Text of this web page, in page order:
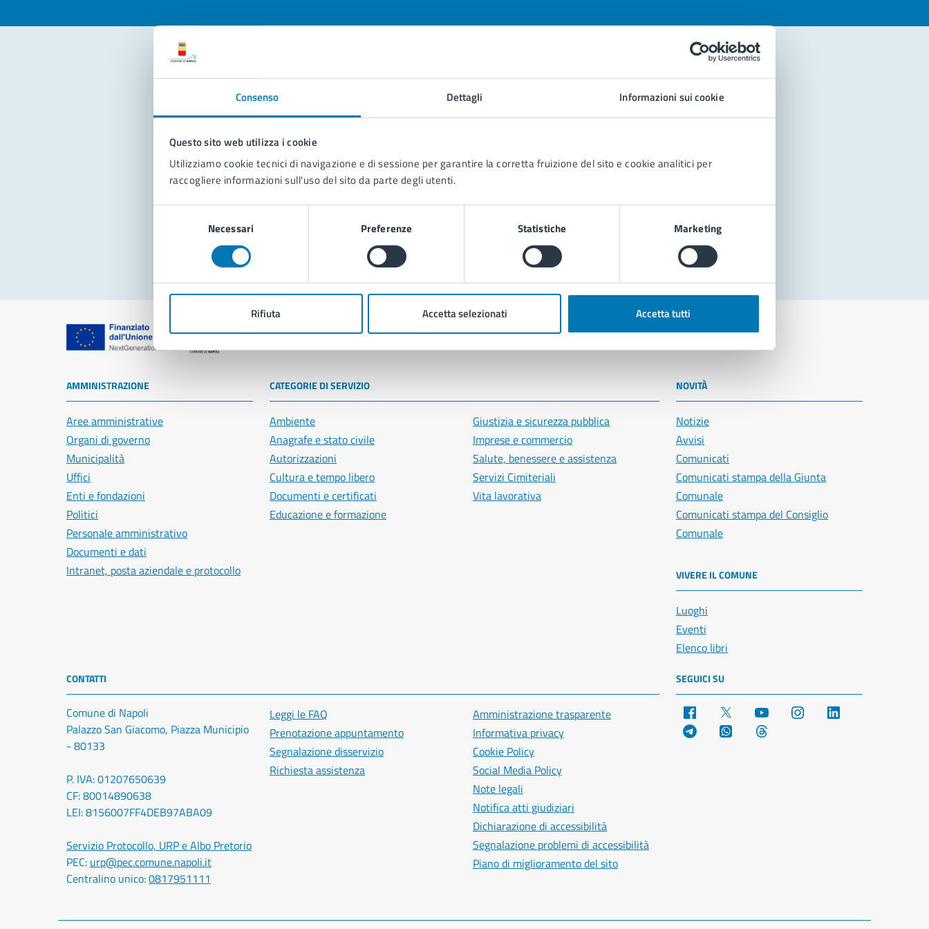
Consenso Dettagli Informazioni sui cookie
Questo sito web utilizza i cookie
Utilizziamo cookie tecnici di navigazione e di sessione per garantire la corretta fruizione del sito e cookie analitici per
raccogliere informazioni sull'uso del sito da parte degli utenti.
Necessari Preferenze Statistiche Marketing
Rifiuta Accetta selezionati Accetta tutti
Contatta il comune
Leggi le domande frequenti
Richiedi assistenza
Prenota appuntamento
Problemi in città
Comune di Napoli
AMMINISTRAZIONE
Aree amministrative
Organi di governo
Municipalità
Uffici
Enti e fondazioni
Politici
Personale amministrativo
Documenti e dati
Intranet, posta aziendale e protocollo
CATEGORIE DI SERVIZIO
Ambiente
Anagrafe e stato civile
Autorizzazioni
Cultura e tempo libero
Documenti e certificati
Educazione e formazione
Giustizia e sicurezza pubblica
Imprese e commercio
Salute, benessere e assistenza
Servizi Cimiteriali
Vita lavorativa
NOVITÀ
Notizie
Avvisi
Comunicati
Comunicati stampa della Giunta
Comunale
Comunicati stampa del Consiglio
Comunale
VIVERE IL COMUNE
Luoghi
Eventi
Elenco libri
CONTATTI
Comune di Napoli
Palazzo San Giacomo, Piazza Municipio
- 80133
P. IVA: 01207650639
CF: 80014890638
LEI: 8156007FF4DEB97ABA09
Servizio Protocollo, URP e Albo Pretorio
PEC: urp@pec.comune.napoli.it
Centralino unico:0817951111
Leggi le FAQ
Prenotazione appuntamento
Segnalazione disservizio
Richiesta assistenza
Amministrazione trasparente
Informativa privacy
Cookie Policy
Social Media Policy
Note legali
Notifica atti giudiziari
Dichiarazione di accessibilità
Segnalazione problemi di accessibilità
Piano di miglioramento del sito
SEGUICI SU
Facebook YouTube Instagram
Telegram WhatsApp